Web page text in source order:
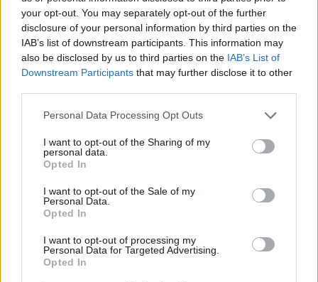
your opt-out. You may separately opt-out of the further
disclosure of your personal information by third parties on the
IAB’s list of downstream participants. This information may
also be disclosed by us to third parties on the IAB’s List of
Downstream Participants that may further disclose it to other
Personal Data Processing Opt Outs
I want to opt-out of the Sharing of my
personal data.
Opted In
I want to opt-out of the Sale of my
Personal Data.
Opted In
I want to opt-out of processing my
Personal Data for Targeted Advertising.
Opted In
programación, también el 11 (22 horas), con el quinteto
Úbeda Brass, que comparecerá en el Rincón de los Poetas.
El día 13 (22 horas), Yllana y Raúl Cano estará en el
Martínez Montañés con “Action Man”. En plenas fiestas
patronales, el 14 (12:30 horas), la banda de la Pep Ventura